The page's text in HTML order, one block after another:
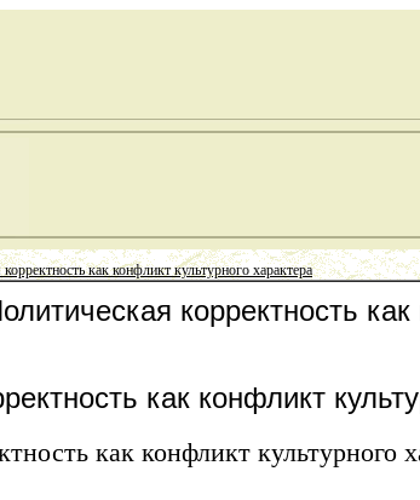
как конфликт культурного характера
корректность как
как конфликт
как конфликт культурного